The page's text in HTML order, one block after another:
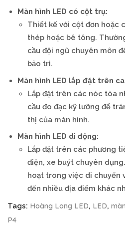
Màn hình LED có cột trụ:
Thiết kế với cột đơn hoặc
thép hoặc bê tông.
cầu đội ngũ chuyên môn
bảo trì.
Màn hình LED lắp đặt trên
Lắp đặt trên các nóc tòa
cầu đo đạc kỹ lưỡng để
thị của màn hình.
Màn hình LED di động:
Lắp đặt trên các phương
điện, xe buýt chuyên
hoạt trong việc di chuyển
đến nhiều địa điểm khác
Tags: Hoàng Long LED, LED,
P4